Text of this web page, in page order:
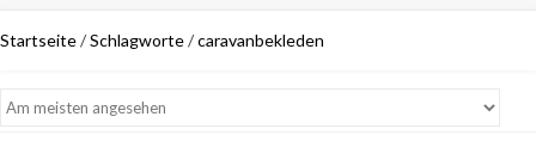
Startseite/Schlagworte/caravanbekleden